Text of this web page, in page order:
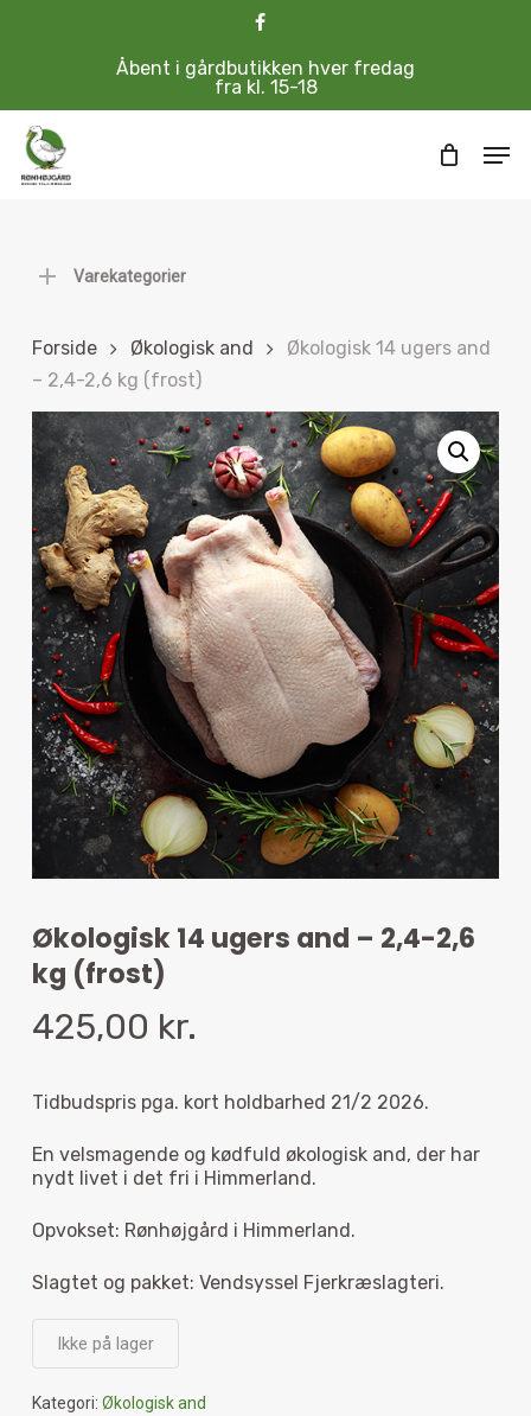
facebook
Åbent i gårdbutikken hver fredag
fra kl. 15-18
Cart
Varekategorier
Forside Økologisk and
Økologisk 14 ugers and
– 2,4-2,6 kg (frost)
Økologisk 14 ugers and – 2,4-2,6
kg (frost)
425,00 kr.
Tidbudspris pga. kort holdbarhed 21/2 2026.
En velsmagende og kødfuld økologisk and, der har
nydt livet i det fri i Himmerland.
Opvokset: Rønhøjgård i Himmerland.
Slagtet og pakket: Vendsyssel Fjerkræslagteri.
Ikke på lager
Kategori: Økologisk and